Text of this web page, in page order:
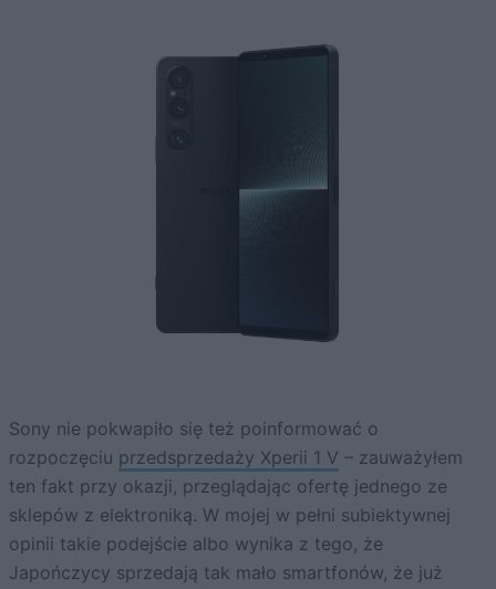
Sony nie pokwapiło się też poinformować o
rozpoczęciu przedsprzedaży Xperii 1 V – zauważyłem
ten fakt przy okazji, przeglądając ofertę jednego ze
sklepów z elektroniką. W mojej w pełni subiektywnej
opinii takie podejście albo wynika z tego, że
Japończycy sprzedają tak mało smartfonów, że już